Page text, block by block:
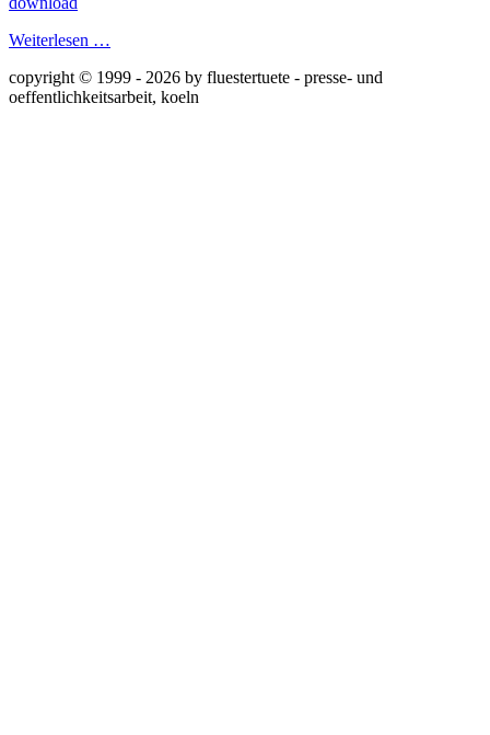
Weiterlesen …
copyright © 1999 - 2026 by fluestertuete - presse- und
oeffentlichkeitsarbeit, koeln